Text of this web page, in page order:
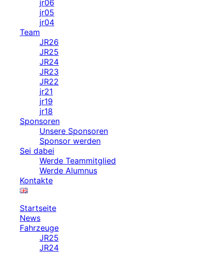
jr06
jr05
jr04
Team
JR26
JR25
JR24
JR23
JR22
jr21
jr19
jr18
Sponsoren
Unsere Sponsoren
Sponsor werden
Sei dabei
Werde Teammitglied
Werde Alumnus
Kontakte
Startseite
News
Fahrzeuge
JR25
JR24